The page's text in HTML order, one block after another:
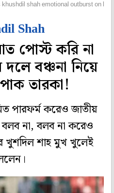
shah emotional outburst on
Shah
পোস্ট করি না
বঞ্চনা নিয়ে
তারকা!
পারফর্ম করেও জাতীয়
বলব না, বলব না করেও
খুশদিল শাহ মুখ খুলেই